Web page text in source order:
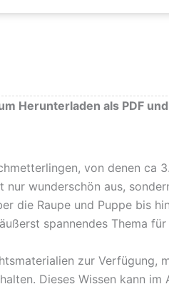
Herunterladen als PDF
von denen ca
wunderschön aus,
die Raupe und Puppe bis
spannendes Thema
zur Verfügung,
Dieses Wissen kann im